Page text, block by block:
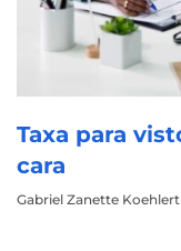
Taxa para
cara
Gabriel Zanette